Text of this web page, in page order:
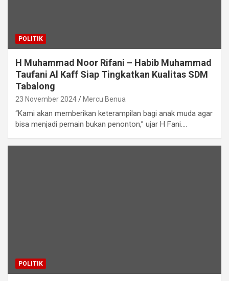
POLITIK
H Muhammad Noor Rifani – Habib Muhammad
Taufani Al Kaff Siap Tingkatkan Kualitas SDM
Tabalong
23 November 2024 Mercu Benua
“Kami akan memberikan keterampilan bagi anak muda agar
bisa menjadi pemain bukan penonton,” ujar H Fani.…
POLITIK